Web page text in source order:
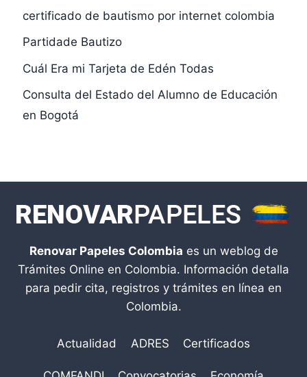
certificado de bautismo por internet colombia
Partidade Bautizo
Cuál Era mi Tarjeta de Edén Todas
Consulta del Estado del Alumno de Educación
en Bogotá
Renovar Papeles Colombia es un weblog de
Trámites Online en Colombia. Información detalla
para pedir cita, registros y trámites en línea en
Colombia.
Actualidad ADRES Certificados